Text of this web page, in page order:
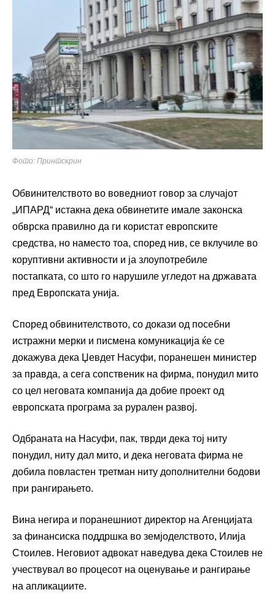
Фото: Принтскрин
Обвинителството во воведниот говор за случајот
„ИПАРД“ истакна дека обвинетите имале законска
обврска правилно да ги користат европските
средства, но наместо тоа, според нив, се вклучиле во
коруптивни активности и ја злоупотребиле
постапката, со што го нарушиле угледот на државата
пред Европската унија.
Според обвинителството, со докази од посебни
истражни мерки и писмена комуникација ќе се
докажува дека Џевдет Насуфи, поранешен министер
за правда, а сега сопственик на фирма, понудил мито
со цел неговата компанија да добие проект од
европската програма за рурален развој.
Одбраната на Насуфи, пак, тврди дека тој ниту
понудил, ниту дал мито, и дека неговата фирма не
добила повластен третман ниту дополнителни бодови
при рангирањето.
Вина негира и поранешниот директор на Агенцијата
за финансиска поддршка во земјоделството, Илија
Стоилев. Неговиот адвокат наведува дека Стоилев не
учествувал во процесот на оценување и рангирање
на апликациите.